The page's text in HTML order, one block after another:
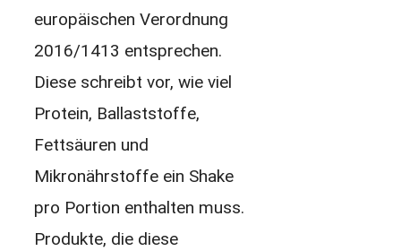
europäischen Verordnung
2016/1413 entsprechen.
Diese schreibt vor, wie viel
Protein, Ballaststoffe,
Fettsäuren und
Mikronährstoffe ein Shake
pro Portion enthalten muss.
Produkte, die diese